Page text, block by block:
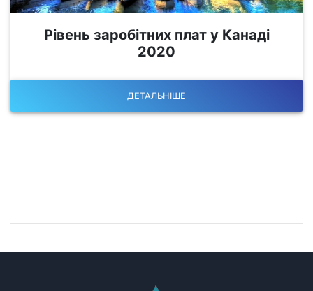
Рівень заробітних плат у Канаді
2020
ДЕТАЛЬНІШЕ